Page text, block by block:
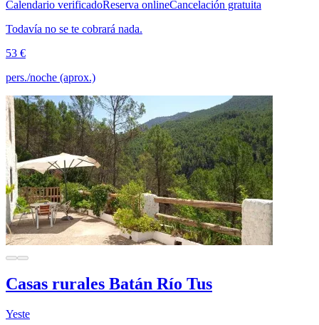
Calendario verificadoReserva onlineCancelación gratuita
Todavía no se te cobrará nada.
53 €
pers./noche (aprox.)
Casas rurales Batán Río Tus
Yeste